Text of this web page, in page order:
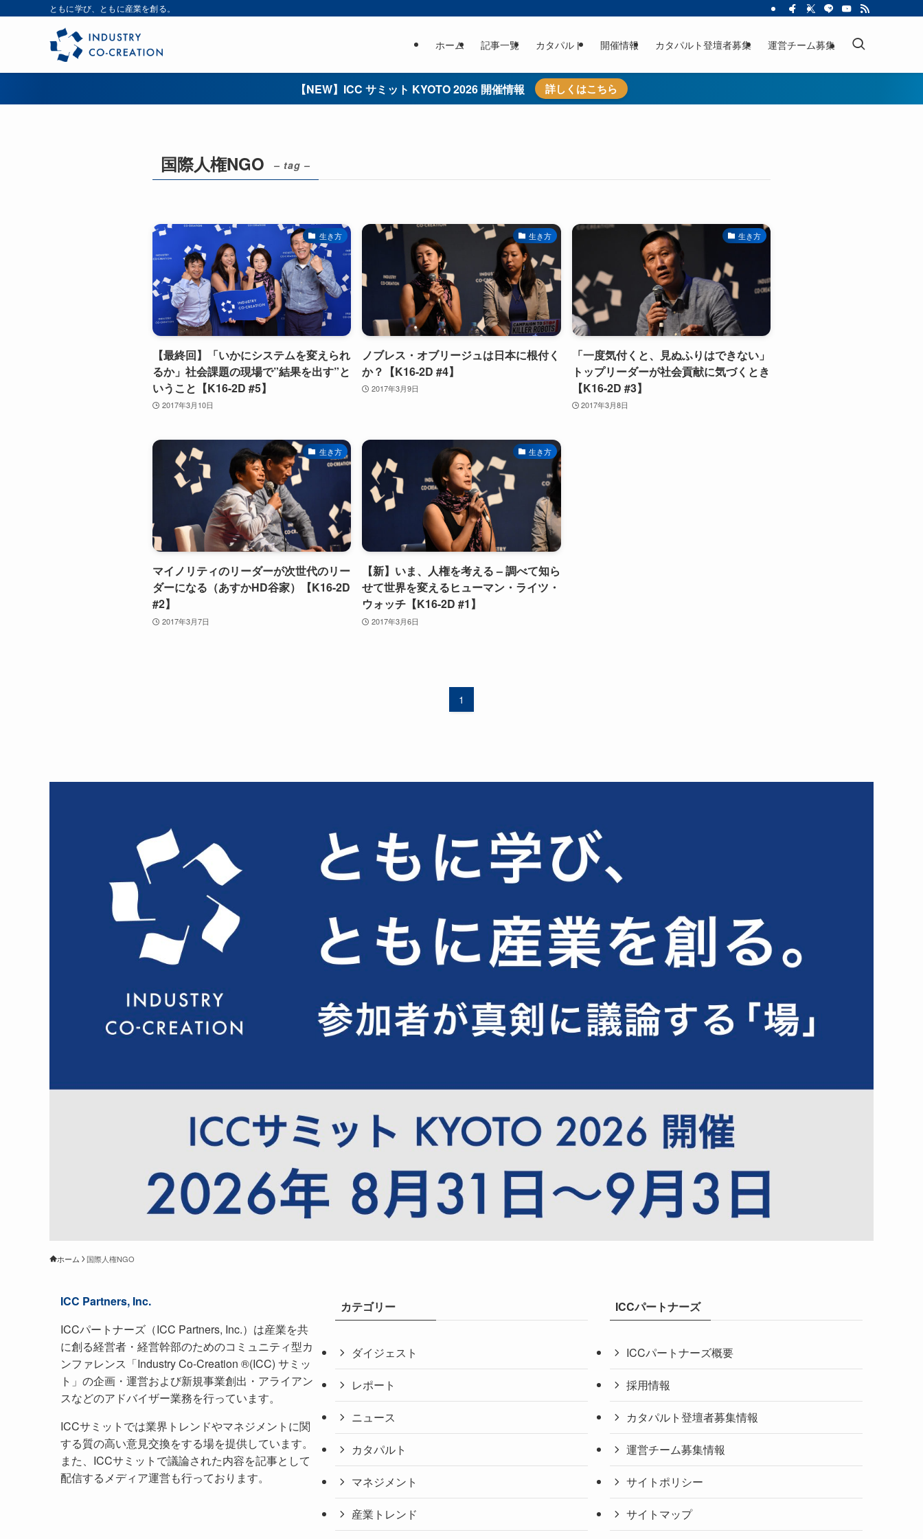
ともに学び、ともに産業を創る。
ホーム 記事一覧 カタパルト 開催情報 カタパルト登壇者募集 運営チーム募集
【NEW】ICC サミット KYOTO 2026 開催情報 詳しくはこちら
国際人権NGO – tag –
生き方
【最終回】「いかにシステムを変えられ
るか」社会課題の現場で”結果を出す”と
いうこと【K16-2D #5】
2017年3月10日
生き方
ノブレス・オブリージュは日本に根付く
か？【K16-2D #4】
2017年3月9日
生き方
「一度気付くと、見ぬふりはできない」
トップリーダーが社会貢献に気づくとき
【K16-2D #3】
2017年3月8日
生き方
マイノリティのリーダーが次世代のリー
ダーになる（あすかHD谷家）【K16-2D
#2】
2017年3月7日
生き方
【新】いま、人権を考える – 調べて知ら
せて世界を変えるヒューマン・ライツ・
ウォッチ【K16-2D #1】
2017年3月6日
1
ホーム 国際人権NGO
ICC Partners, Inc.
ICCパートナーズ（ICC Partners, Inc.）は産業を共
に創る経営者・経営幹部のためのコミュニティ型カ
ンファレンス「Industry Co-Creation ®(ICC) サミッ
ト」の企画・運営および新規事業創出・アライアン
スなどのアドバイザー業務を行っています。
ICCサミットでは業界トレンドやマネジメントに関
する質の高い意見交換をする場を提供しています。
また、ICCサミットで議論された内容を記事として
配信するメディア運営も行っております。
カテゴリー
ダイジェスト
レポート
ニュース
カタパルト
マネジメント
産業トレンド
ICCパートナーズ
ICCパートナーズ概要
採用情報
カタパルト登壇者募集情報
運営チーム募集情報
サイトポリシー
サイトマップ